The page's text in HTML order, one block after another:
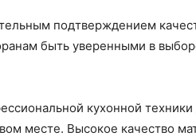
подтверждением
быть уверенными в
кухонной техники
месте. Высокое качество